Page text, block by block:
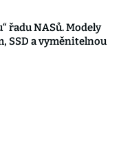
řadu NASů. Modely
SSD a vyměnitelnou